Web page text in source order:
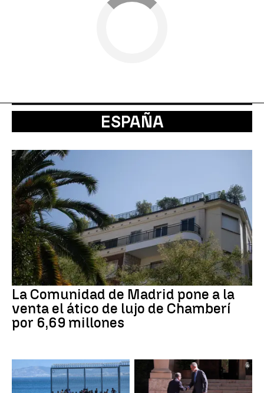
ESPAÑA
La Comunidad de Madrid pone a la
venta el ático de lujo de Chamberí
por 6,69 millones